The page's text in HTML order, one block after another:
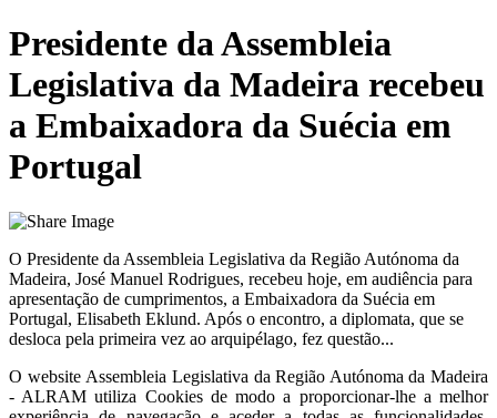
Presidente da Assembleia
Legislativa da Madeira recebeu
a Embaixadora da Suécia em
Portugal
O Presidente da Assembleia Legislativa da Região Autónoma da
Madeira, José Manuel Rodrigues, recebeu hoje, em audiência para
apresentação de cumprimentos, a Embaixadora da Suécia em
Portugal, Elisabeth Eklund. Após o encontro, a diplomata, que se
desloca pela primeira vez ao arquipélago, fez questão...
O website Assembleia Legislativa da Região Autónoma da Madeira
- ALRAM utiliza Cookies de modo a proporcionar-lhe a melhor